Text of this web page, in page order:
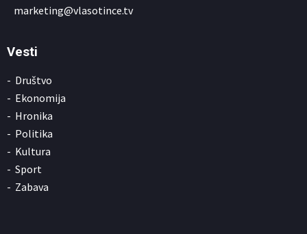
marketing@vlasotince.tv
Vesti
Društvo
Ekonomija
Hronika
Politika
Kultura
Sport
Zabava